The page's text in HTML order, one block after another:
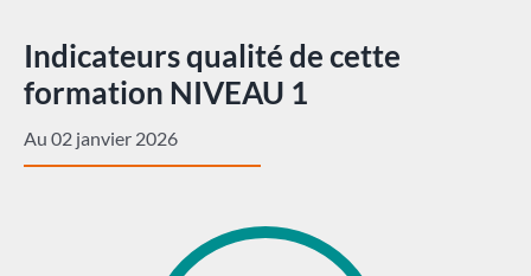
Indicateurs qualité de cette
formation NIVEAU 1
Au 02 janvier 2026